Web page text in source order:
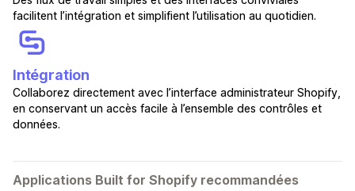
facilitent l’intégration et simplifient l’utilisation au quotidien.
Intégration
Collaborez directement avec l’interface administrateur Shopify,
en conservant un accès facile à l’ensemble des contrôles et
données.
Applications Built for Shopify recommandées